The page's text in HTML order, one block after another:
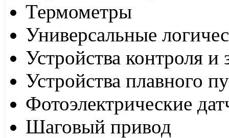
Термометры
Универсальные
Устройства контроля
Устройства плавного
Фотоэлектрические
Шаговый привод